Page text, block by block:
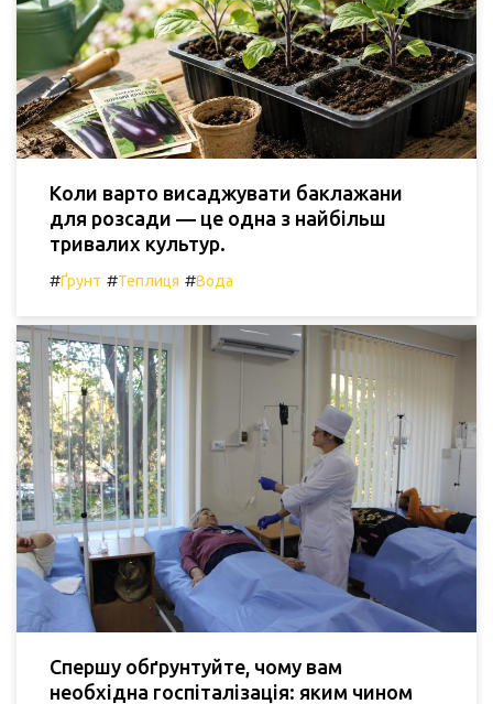
Коли варто висаджувати баклажани
для розсади — це одна з найбільш
тривалих культур.
#Ґрунт #Теплиця #Вода
Спершу обґрунтуйте, чому вам
необхідна госпіталізація: яким чином